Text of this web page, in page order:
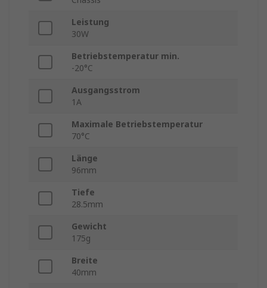
Leistung
30W
Betriebstemperatur min.
-20°C
Ausgangsstrom
1A
Maximale Betriebstemperatur
70°C
Länge
96mm
Tiefe
28.5mm
Gewicht
175g
Breite
40mm